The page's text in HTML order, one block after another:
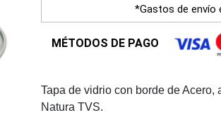
*Gastos de envío
MÉTODOS DE PAGO
Tapa de vidrio con borde de
Natura TVS.